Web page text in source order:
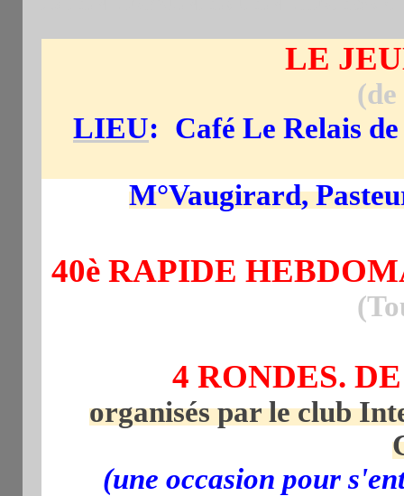
LE
LIEU: Café Le Relais
M°Vaugirard,
40è RAPIDE
4 RONDES.
organisés par le club
(une occasion pour